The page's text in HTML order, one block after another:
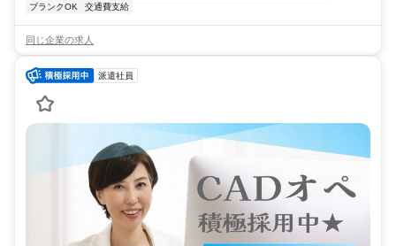
ブランクOK
交通費支給
同じ企業の求人
派遣社員